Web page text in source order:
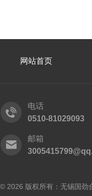
网站首页
电话
0510-81029093
邮箱
© 2026 版权所有：无锡国劲